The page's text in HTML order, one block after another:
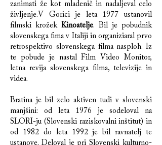
zanimati že kot mladenič in nadaljeval celo
življenje.V Gorici je leta 1977 ustanovil
filmski krožekKinoatelje. Bil je pobudnik
slovenskega fima v Italiji in organiziaral prvo
retrospektivo slovenskega filma nasploh. Iz
te pobude je nastal Film Video Monitor,
letna revija slovenskega filma, televizije in
videa.
Bratina je bil zelo aktiven tudi v slovenski
manjšini: od leta 1976 je sodeloval na
SLORI-ju (Slovenski raziskovalni inštitut) in
od 1982 do leta 1992 je bil ravnatelj te
ustanove. Deloval je pri Slovenski kulturno-